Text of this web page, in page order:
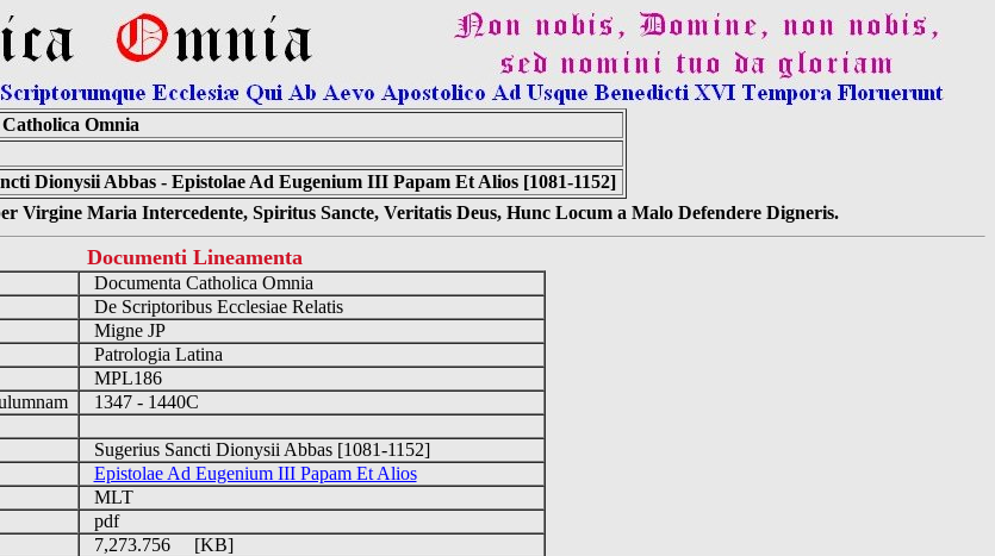
Omnia
Dionysii Abbas - Epistolae Ad Eugenium III Papam Et Alios [1081-1152]
Virgine Maria Intercedente, Spiritus Sancte, Veritatis Deus, Hunc Locum a Malo Defendere Digneris.
Documenti Lineamenta
Documenta Catholica Omnia
De Scriptoribus Ecclesiae Relatis
Migne JP
Patrologia Latina
MPL186
1347 - 1440C
Sugerius Sancti Dionysii Abbas [1081-1152]
Epistolae Ad Eugenium III Papam Et Alios
MLT
pdf
7,273.756 [KB]